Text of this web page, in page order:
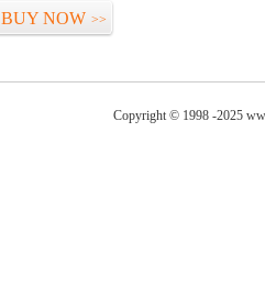
BUY NOW >>
Copyright © 1998 -2025